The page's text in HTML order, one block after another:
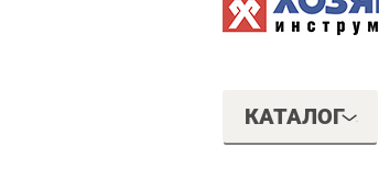
КАТАЛОГ